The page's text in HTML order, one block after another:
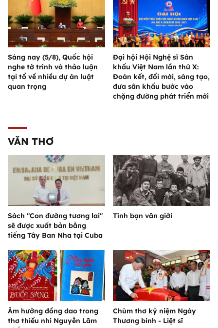
Sáng nay (5/8), Quốc hội
nghe tờ trình và thảo luận
tại tổ về nhiều dự án luật
quan trọng
Đại hội Hội Nghệ sĩ Sân
khấu Việt Nam lần thứ X:
Đoàn kết, đổi mới, sáng tạo,
đưa sân khấu bước vào
chặng đường phát triển mới
VĂN THƠ
Sách "Con đường tương lai"
sẽ được xuất bản bằng
tiếng Tây Ban Nha tại Cuba
Tình bạn văn giới
Âm hưởng đồng dao trong
thơ thiếu nhi Nguyễn Lãm
Chùm thơ kỷ niệm Ngày
Thương binh - Liệt sĩ